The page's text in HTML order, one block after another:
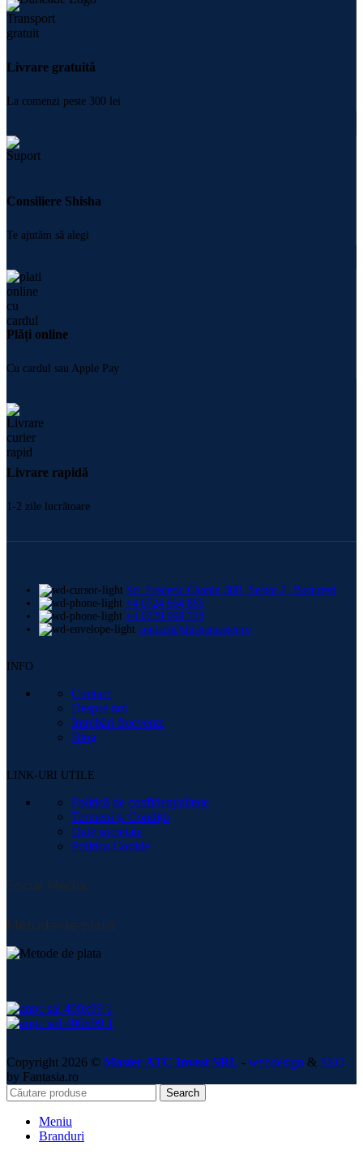
Livrare gratuită
La comenzi peste 300 lei
Consiliere Shisha
Te ajutăm să alegi
Plăți online
Cu cardul sau Apple Pay
Livrare rapidă
1-2 zile lucrătoare
Str. Frederic Chopin 30B, Sector 2, București
+4 0724 664 885
+4 0729 998 728
contact@shishamaster.ro
INFO
Contact
Despre noi
Intrebări frecvente
Blog
LINK-URI UTILE
Politică de confidențialitate
Termeni și Condiții
Date societate
Politica Cookie
Social Media:
Metode de plată:
Copyright 2026 © Master ATC Invest SRL - webdesign & SEO
by Fantasia.ro
Search
Meniu
Branduri